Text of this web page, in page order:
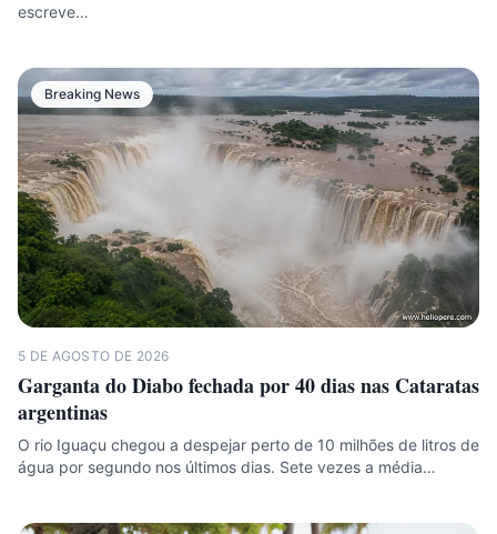
escreve…
Breaking News
5 DE AGOSTO DE 2026
Garganta do Diabo fechada por 40 dias nas Cataratas
argentinas
O rio Iguaçu chegou a despejar perto de 10 milhões de litros de
água por segundo nos últimos dias. Sete vezes a média…